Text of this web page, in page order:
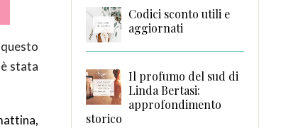
stata
Codici sconto utili e
aggiornati
Il profumo del sud di
Linda Bertasi:
approfondimento
storico